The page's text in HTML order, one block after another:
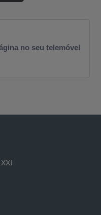
no seu telemóvel